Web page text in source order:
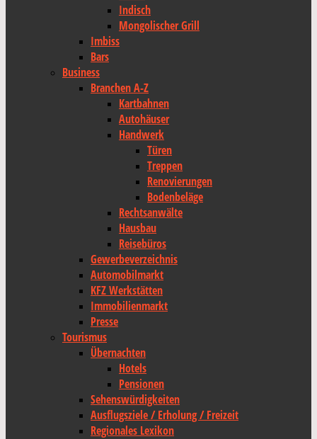
Indisch
Mongolischer Grill
Imbiss
Bars
Business
Branchen A-Z
Kartbahnen
Autohäuser
Handwerk
Türen
Treppen
Renovierungen
Bodenbeläge
Rechtsanwälte
Hausbau
Reisebüros
Gewerbeverzeichnis
Automobilmarkt
KFZ Werkstätten
Immobilienmarkt
Presse
Tourismus
Übernachten
Hotels
Pensionen
Sehenswürdigkeiten
Ausflugsziele / Erholung / Freizeit
Regionales Lexikon